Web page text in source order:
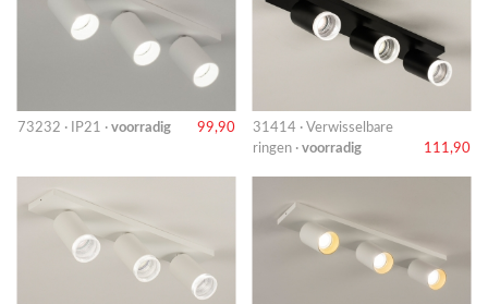
73232 · IP21 · voorradig 99,90
31414 · Verwisselbare
ringen · voorradig 111,90